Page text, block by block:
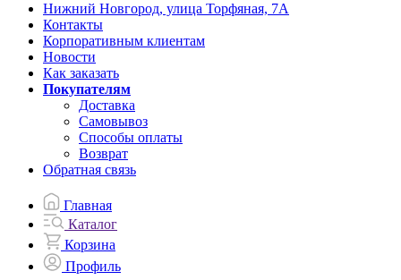
Нижний Новгород, улица Торфяная, 7А
Контакты
Корпоративным клиентам
Новости
Как заказать
Покупателям
Доставка
Самовывоз
Способы оплаты
Возврат
Обратная связь
Главная
Каталог
Корзина
Профиль